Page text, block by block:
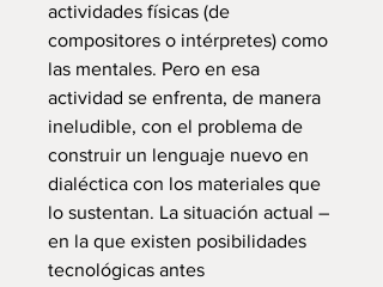
actividades físicas (de
compositores o intérpretes) como
las mentales. Pero en esa
actividad se enfrenta, de manera
ineludible, con el problema de
construir un lenguaje nuevo en
dialéctica con los materiales que
lo sustentan. La situación actual –
en la que existen posibilidades
tecnológicas antes